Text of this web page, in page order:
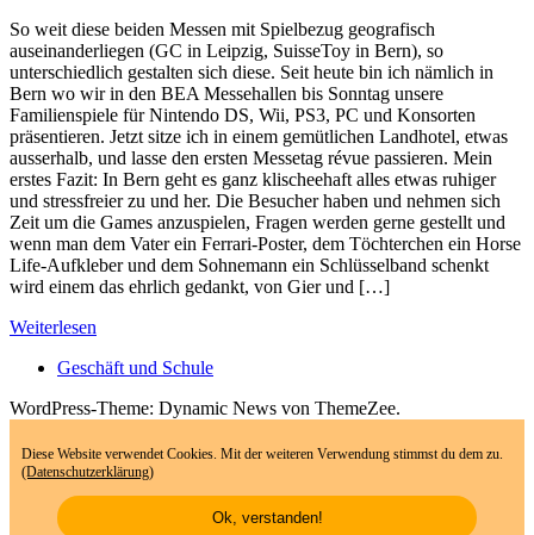
So weit diese beiden Messen mit Spielbezug geografisch
auseinanderliegen (GC in Leipzig, SuisseToy in Bern), so
unterschiedlich gestalten sich diese. Seit heute bin ich nämlich in
Bern wo wir in den BEA Messehallen bis Sonntag unsere
Familienspiele für Nintendo DS, Wii, PS3, PC und Konsorten
präsentieren. Jetzt sitze ich in einem gemütlichen Landhotel, etwas
ausserhalb, und lasse den ersten Messetag révue passieren. Mein
erstes Fazit: In Bern geht es ganz klischeehaft alles etwas ruhiger
und stressfreier zu und her. Die Besucher haben und nehmen sich
Zeit um die Games anzuspielen, Fragen werden gerne gestellt und
wenn man dem Vater ein Ferrari-Poster, dem Töchterchen ein Horse
Life-Aufkleber und dem Sohnemann ein Schlüsselband schenkt
wird einem das ehrlich gedankt, von Gier und […]
Weiterlesen
Geschäft und Schule
WordPress-Theme: Dynamic News von ThemeZee.
Diese Website verwendet Cookies. Mit der weiteren Verwendung stimmst du dem zu.
(Datenschutzerklärung)
Ok, verstanden!